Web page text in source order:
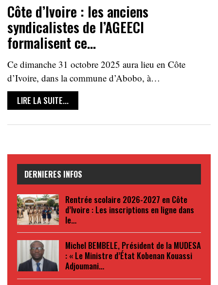
Côte d’Ivoire : les anciens
syndicalistes de l’AGEECI
formalisent ce…
Ce dimanche 31 octobre 2025 aura lieu en Côte
d’Ivoire, dans la commune d’Abobo, à…
LIRE LA SUITE...
DERNIERES INFOS
Rentrée scolaire 2026-2027 en Côte
d’Ivoire : Les inscriptions en ligne dans
le…
Michel BEMBELE, Président de la MUDESA
: « Le Ministre d’État Kobenan Kouassi
Adjoumani…